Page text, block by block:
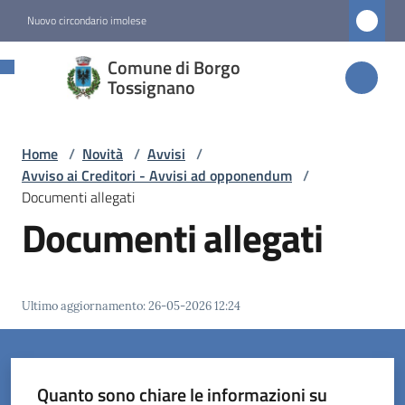
Nuovo circondario imolese
Comune di Borgo
Tossignano
Comune di
Borgo
Amministrazione
Novità
Servizi
Vivere
Borgo
Home / Novità / Avvisi /
Avviso ai Creditori - Avvisi ad opponendum /
Documenti allegati
Documenti allegati
Ultimo aggiornamento:26-05-2026 12:24
Quanto sono chiare le informazioni su